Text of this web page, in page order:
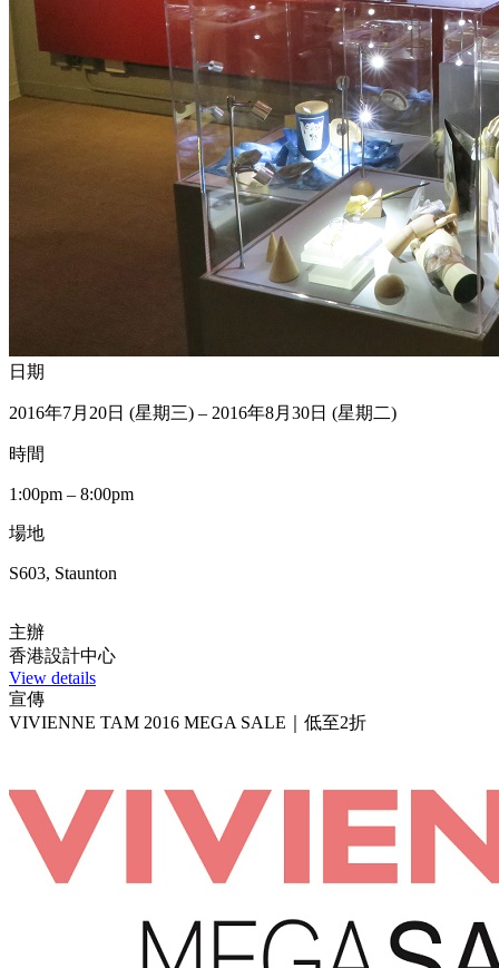
日期
2016年7月20日 (星期三) – 2016年8月30日 (星期二)
時間
1:00pm – 8:00pm
場地
S603, Staunton
主辦
香港設計中心
View details
宣傳
VIVIENNE TAM 2016 MEGA SALE｜低至2折